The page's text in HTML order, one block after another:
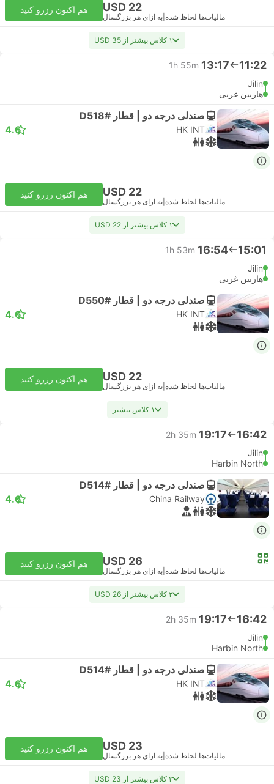
USD 22
مالیات‌ها لحاظ شده به ازای هر بزرگسال
هم اکنون رزرو کنید
۱ کلاس بیشتر از USD 35
11:22
13:17
1h 55m
Jilin
هاربین غربی
صندلی درجه دو | قطار #D518
HK INT
4.6
USD 22
مالیات‌ها لحاظ شده به ازای هر بزرگسال
هم اکنون رزرو کنید
۱ کلاس بیشتر از USD 22
15:01
16:54
1h 53m
Jilin
هاربین غربی
صندلی درجه دو | قطار #D550
HK INT
4.6
USD 22
مالیات‌ها لحاظ شده به ازای هر بزرگسال
هم اکنون رزرو کنید
۱ کلاس بیشتر
16:42
19:17
2h 35m
Jilin
Harbin North
صندلی درجه دو | قطار #D514
China Railway
4.6
USD 26
مالیات‌ها لحاظ شده به ازای هر بزرگسال
هم اکنون رزرو کنید
۲ کلاس بیشتر از USD 26
16:42
19:17
2h 35m
Jilin
Harbin North
صندلی درجه دو | قطار #D514
HK INT
4.6
USD 23
مالیات‌ها لحاظ شده به ازای هر بزرگسال
هم اکنون رزرو کنید
۲ کلاس بیشتر از USD 23